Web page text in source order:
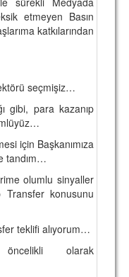
etmeyen Basın
katkılarından
seçmişiz…
gibi, para kazanıp
için Başkanımıza
tandım…
olumlu sinyaller
konusunu
teklifi alıyorum…
olarak